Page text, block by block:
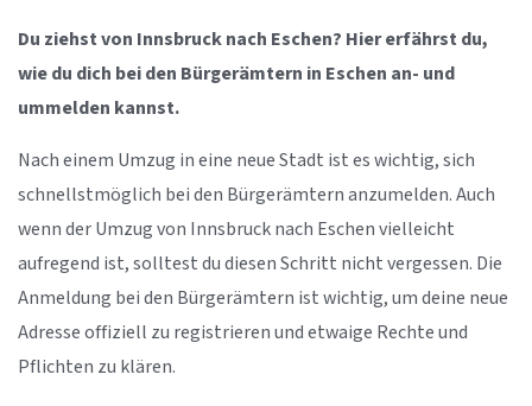
Du ziehst von Innsbruck nach Eschen? Hier erfährst du,
wie du dich bei den Bürgerämtern in Eschen an- und
ummelden kannst.
Nach einem Umzug in eine neue Stadt ist es wichtig, sich
schnellstmöglich bei den Bürgerämtern anzumelden. Auch
wenn der Umzug von Innsbruck nach Eschen vielleicht
aufregend ist, solltest du diesen Schritt nicht vergessen. Die
Anmeldung bei den Bürgerämtern ist wichtig, um deine neue
Adresse offiziell zu registrieren und etwaige Rechte und
Pflichten zu klären.